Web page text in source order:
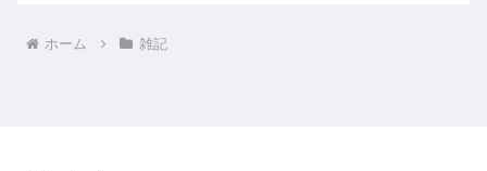
ホーム 雑記